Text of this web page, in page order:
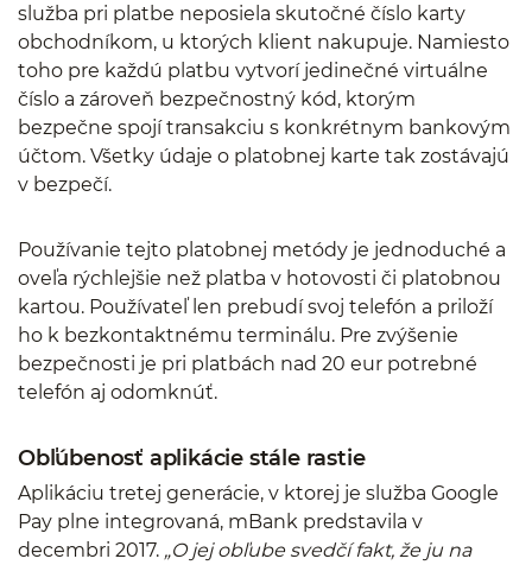
služba pri platbe neposiela skutočné číslo karty
obchodníkom, u ktorých klient nakupuje. Namiesto
toho pre každú platbu vytvorí jedinečné virtuálne
číslo a zároveň bezpečnostný kód, ktorým
bezpečne spojí transakciu s konkrétnym bankovým
účtom. Všetky údaje o platobnej karte tak zostávajú
v bezpečí.
Používanie tejto platobnej metódy je jednoduché a
oveľa rýchlejšie než platba v hotovosti či platobnou
kartou. Používateľ len prebudí svoj telefón a priloží
ho k bezkontaktnému terminálu. Pre zvýšenie
bezpečnosti je pri platbách nad 20 eur potrebné
telefón aj odomknúť.
Obľúbenosť aplikácie stále rastie
Aplikáciu tretej generácie, v ktorej je služba Google
Pay plne integrovaná, mBank predstavila v
decembri 2017. „O jej obľube svedčí fakt, že ju na